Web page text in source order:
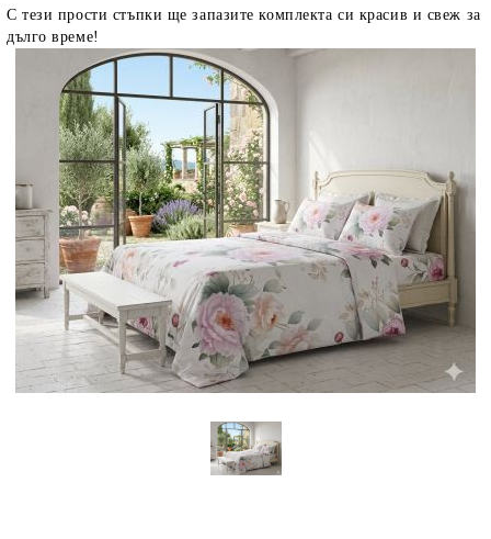
С тези прости стъпки ще запазите комплекта си красив и свеж за
дълго време!